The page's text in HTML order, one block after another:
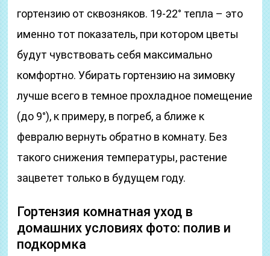
гортензию от сквозняков. 19-22° тепла – это
именно тот показатель, при котором цветы
будут чувствовать себя максимально
комфортно. Убирать гортензию на зимовку
лучше всего в темное прохладное помещение
(до 9°), к примеру, в погреб, а ближе к
февралю вернуть обратно в комнату. Без
такого снижения температуры, растение
зацветет только в будущем году.
Гортензия комнатная уход в
домашних условиях фото: полив и
подкормка